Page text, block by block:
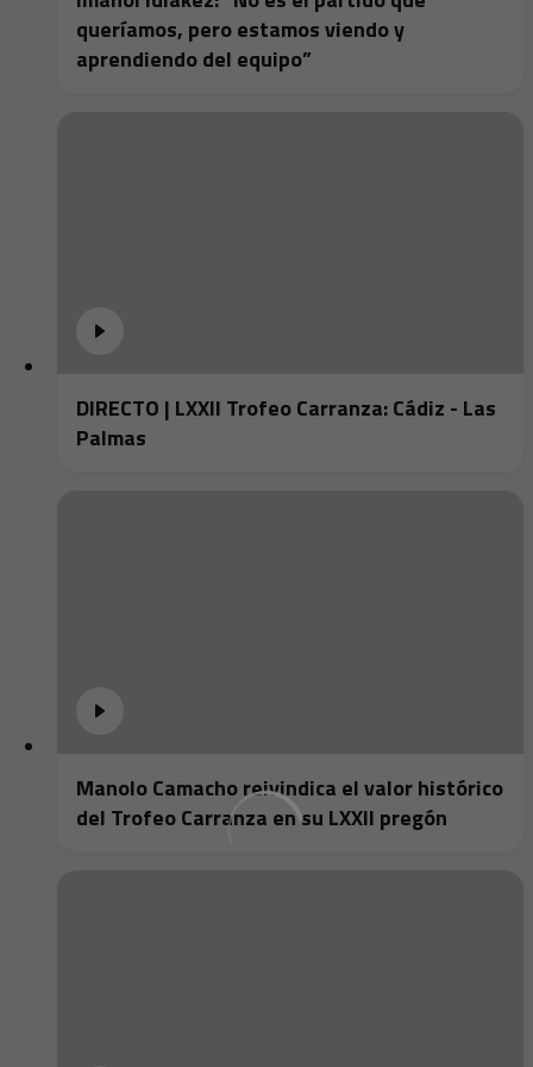
queríamos, pero estamos viendo y
aprendiendo del equipo”
DIRECTO | LXXII Trofeo Carranza: Cádiz - Las
Palmas
Manolo Camacho reivindica el valor histórico
del Trofeo Carranza en su LXXII pregón